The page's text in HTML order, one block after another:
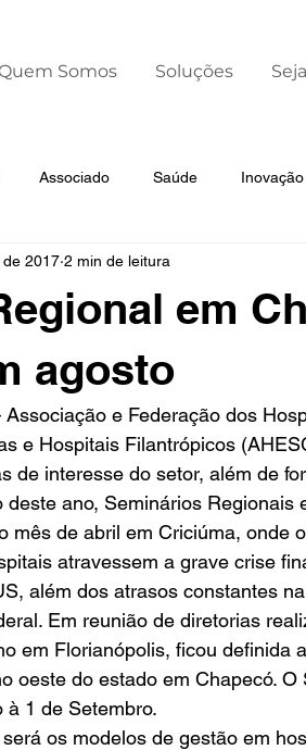
Somos Soluções
Associado Saúde Inovação
Dia Mundial da Prematuridade
em
agosto
de 2017 2 min de leitura
e Federação dos
e Hospitais Filantrópicos
de interesse do setor, além de
ano, Seminários Regionais
mês de abril em Criciúma, onde
atravessem a grave crise
além dos atrasos constantes
Em reunião de diretorias
em Florianópolis, ficou definida
oeste do estado em Chapecó. O
à 1 de Setembro.
os modelos de gestão em